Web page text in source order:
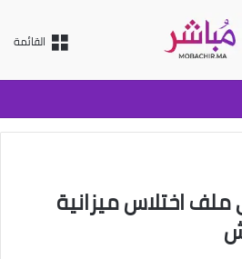
القائمة
اختلاس ميزانية